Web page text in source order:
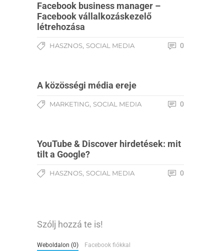
Facebook business manager –
Facebook vállalkozáskezelő
létrehozása
HASZNOS, SOCIAL MEDIA 0
A közösségi média ereje
MARKETING, SOCIAL MEDIA 0
YouTube & Discover hirdetések: mit
tilt a Google?
HASZNOS, SOCIAL MEDIA 0
Szólj hozzá te is!
Weboldalon (0) Facebook fiókkal